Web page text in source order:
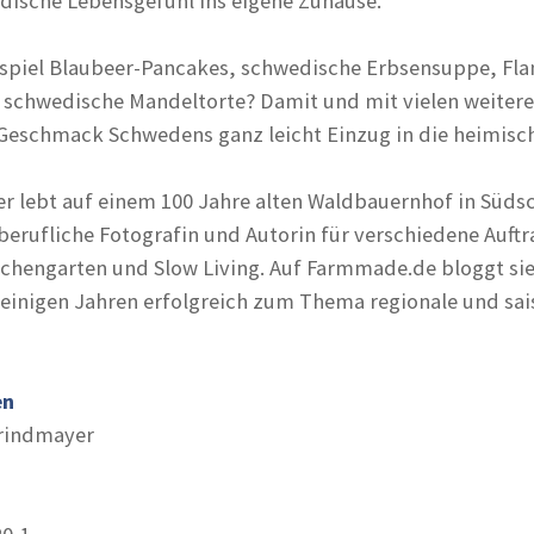
Blaubeer-Pancakes, schwedische Erbsensuppe,
Mandeltorte? Damit und mit vielen
Schwedens ganz leicht Einzug in die
lebt auf einem 100 Jahre alten Waldbauernhof in
Fotografin und Autorin für verschiedene
und Slow Living. Auf Farmmade.de bloggt
Jahren erfolgreich zum Thema regionale und